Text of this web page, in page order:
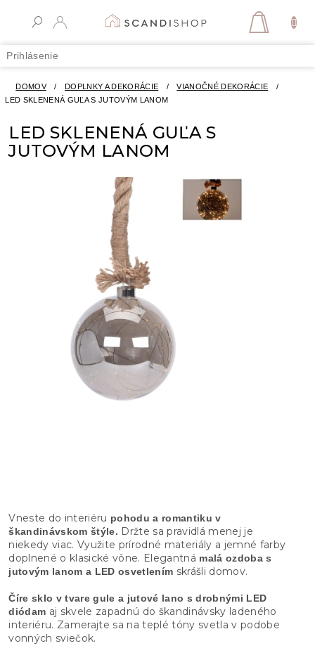
Prihlásenie
DOMOV / DOPLNKY A DEKORÁCIE / VIANOČNÉ DEKORÁCIE
/
LED SKLENENÁ GUĽA S JUTOVÝM LANOM
LED SKLENENÁ GUĽA S
JUTOVÝM LANOM
Vneste do interiéru pohodu a romantiku v
škandinávskom štýle. Držte sa pravidlá menej je
niekedy viac. Využite prírodné materiály a jemné farby
doplnené o klasické vône. Elegantná malá ozdoba s
jutovým lanom a LED osvetlením skrášli domov.
Číre sklo v tvare gule a jutové lano s drobnými LED
diódam aj skvele zapadnú do škandinávsky ladeného
interiéru. Zamerajte sa na teplé tóny svetla v podobe
vonných sviečok.